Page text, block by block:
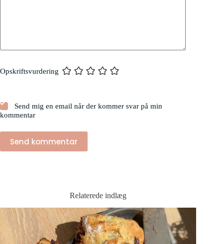
Opskriftsvurdering
Send mig en email når der kommer svar på min
kommentar
Send kommentar
Relaterede indlæg